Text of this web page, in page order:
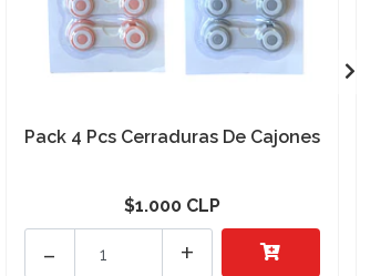
Pack 4 Pcs Cerraduras De Cajones
$1.000 CLP
+
-